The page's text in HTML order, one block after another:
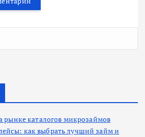
рынке каталогов микрозаймов
как выбрать лучший займ и